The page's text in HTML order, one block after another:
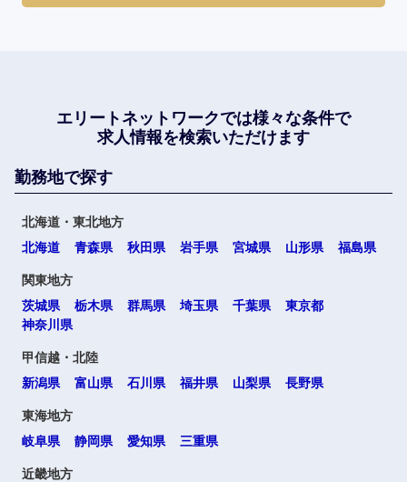
エリートネットワークでは様々な条件で
求人情報を検索いただけます
勤務地で探す
北海道・東北地方
北海道
青森県 秋田県 岩手県 宮城県 山形県 福島県
関東地方
茨城県
栃木県 群馬県 埼玉県 千葉県
東京都
神奈川県
甲信越・北陸
新潟県
富山県 石川県 福井県 山梨県 長野県
東海地方
岐阜県
静岡県 愛知県 三重県
近畿地方